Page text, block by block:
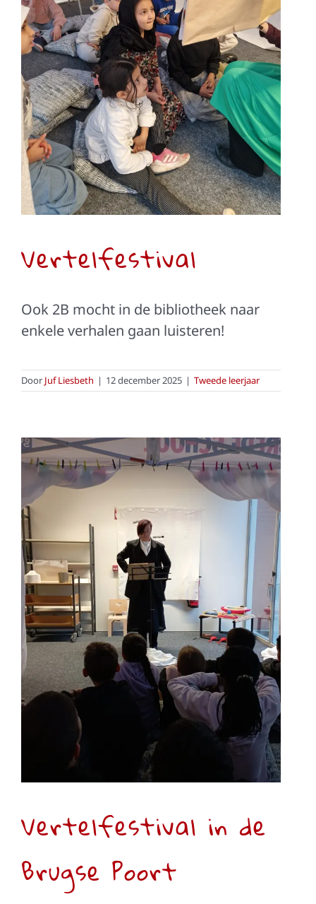
Vertelfestival
Tweede leerjaar
Vertelfestival
Ook 2B mocht in de bibliotheek naar
enkele verhalen gaan luisteren!
Door Juf Liesbeth | 12 december 2025 | Tweede leerjaar
Vertelfestival in de
Brugse Poort
Tweede leerjaar
Vertelfestival in de
Brugse Poort